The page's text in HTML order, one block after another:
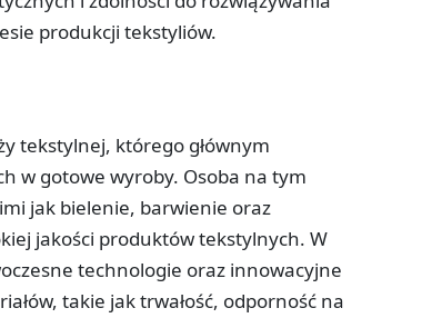
produkcji tekstyliów.
tekstylnej, którego głównym
w gotowe wyroby. Osoba na tym
jak bielenie, barwienie oraz
jakości produktów tekstylnych. W
technologie oraz innowacyjne
takie jak trwałość, odporność na